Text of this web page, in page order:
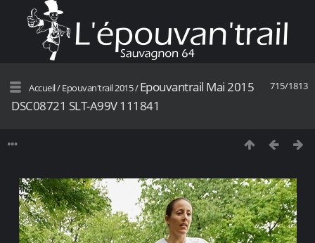
715/1813
Accueil/Epouvan'trail 2015/Epouvantrail Mai 2015
DSC08721 SLT-A99V 111841